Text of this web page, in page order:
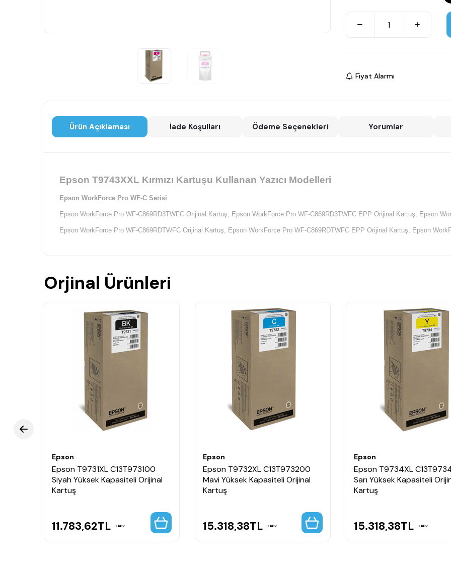
Fiyat Alarmı
Ürün Açıklaması İade Koşulları Ödeme Seçenekleri Yorumlar
Epson T9743XXL Kırmızı Kartuşu Kullanan Yazıcı Modelleri
Epson WorkForce Pro WF-C Serisi
Epson WorkForce Pro WF-C869RD3TWFC Orijinal Kartuş, Epson WorkForce Pro WF-C869RD3TWFC EPP Orijinal Kartuş, Epson
Epson WorkForce Pro WF-C869RDTWFC Orijinal Kartuş, Epson WorkForce Pro WF-C869RDTWFC EPP Orijinal Kartuş, Epson
Orjinal Ürünleri
Epson
Epson T9731XL C13T973100
Siyah Yüksek Kapasiteli Orijinal
Kartuş
11.783,62TL KDV
Epson
Epson T9732XL C13T973200
Mavi Yüksek Kapasiteli Orijinal
Kartuş
15.318,38TL KDV
Epson
Epson T9734XL
Sarı Yüksek Kapasiteli
Kartuş
15.318,38TL KDV